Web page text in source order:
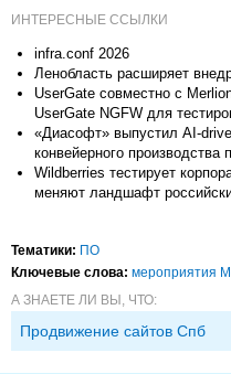
ИНТЕРЕСНЫЕ ССЫЛКИ
infra.conf 2026
Ленобласть расширяет
UserGate совместно c
UserGate NGFW для
«Диасофт» выпустил AI-
конвейерного производства
Wildberries тестирует
меняют ландшафт
Тематики: ПО
Ключевые слова: мероприятия
А ЗНАЕТЕ ЛИ ВЫ, ЧТО:
Продвижение сайтов Спб